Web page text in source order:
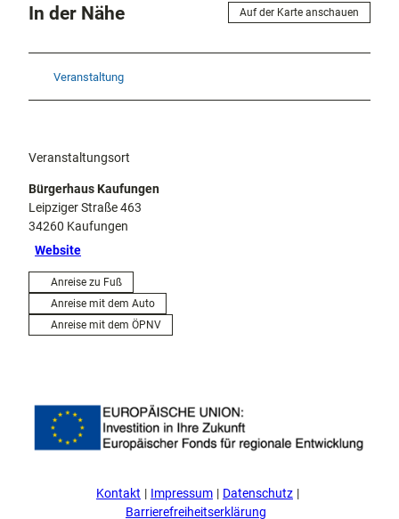
In der Nähe Auf der Karte anschauen
Veranstaltung
Veranstaltungsort
Bürgerhaus Kaufungen
Leipziger Straße 463
34260 Kaufungen
Website
Anreise zu Fuß
Anreise mit dem Auto
Anreise mit dem ÖPNV
Kontakt Impressum
Datenschutz
Barrierefreiheitserklärung